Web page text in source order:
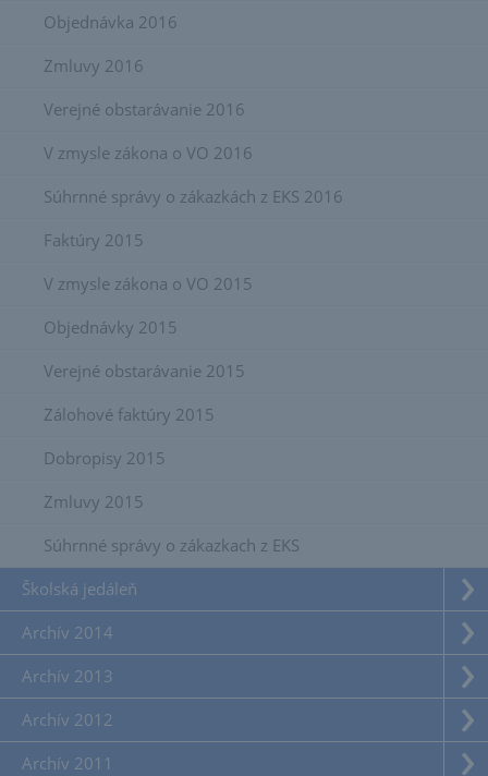
Objednávka 2016
Zmluvy 2016
Verejné obstarávanie 2016
V zmysle zákona o VO 2016
Súhrnné správy o zákazkách z EKS 2016
Faktúry 2015
V zmysle zákona o VO 2015
Objednávky 2015
Verejné obstarávanie 2015
Zálohové faktúry 2015
Dobropisy 2015
Zmluvy 2015
Súhrnné správy o zákazkach z EKS
Školská jedáleň
Archív 2014
Archív 2013
Archív 2012
Archív 2011